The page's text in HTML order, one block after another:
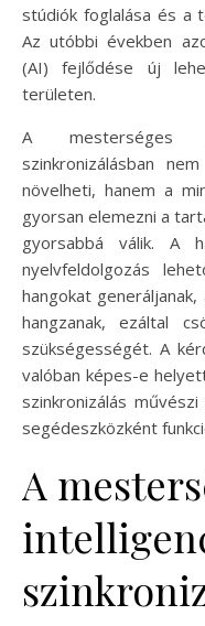
stúdiók foglalása és a
Az utóbbi években
(AI) fejlődése új
területen.
A mesterséges
szinkronizálásban
növelheti, hanem a
gyorsan elemezni a
gyorsabbá válik. A
nyelvfeldolgozás
hangokat
hangzanak, ezáltal
szükségességét. A
valóban képes-e
szinkronizálás
segédeszközként
A